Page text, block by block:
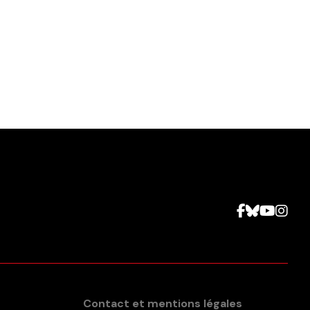
Contact et mentions légales